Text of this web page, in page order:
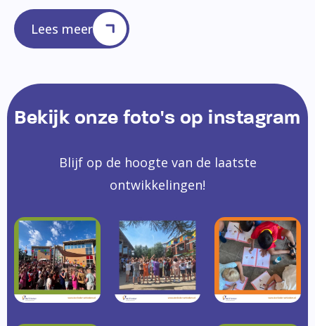
Lees meer
Bekijk onze foto's op instagram
Blijf op de hoogte van de laatste
ontwikkelingen!